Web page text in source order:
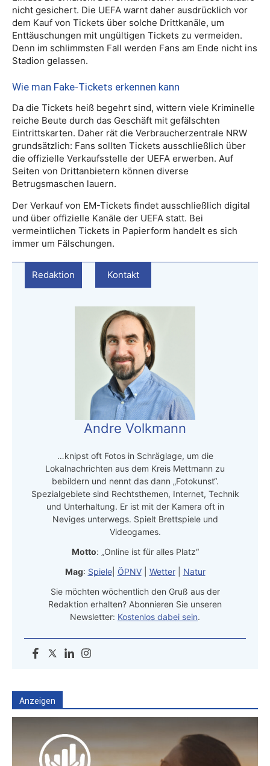
nicht gesichert. Die UEFA warnt daher ausdrücklich vor
dem Kauf von Tickets über solche Drittkanäle, um
Enttäuschungen mit ungültigen Tickets zu vermeiden.
Denn im schlimmsten Fall werden Fans am Ende nicht ins
Stadion gelassen.
Wie man Fake-Tickets erkennen kann
Da die Tickets heiß begehrt sind, wittern viele Kriminelle
reiche Beute durch das Geschäft mit gefälschten
Eintrittskarten. Daher rät die Verbraucherzentrale NRW
grundsätzlich: Fans sollten Tickets ausschließlich über
die offizielle Verkaufsstelle der UEFA erwerben. Auf
Seiten von Drittanbietern können diverse
Betrugsmaschen lauern.
Der Verkauf von EM-Tickets findet ausschließlich digital
und über offizielle Kanäle der UEFA statt. Bei
vermeintlichen Tickets in Papierform handelt es sich
immer um Fälschungen.
Redaktion Kontakt
Andre Volkmann
…knipst oft Fotos in Schräglage, um die
Lokalnachrichten aus dem Kreis Mettmann zu
bebildern und nennt das dann „Fotokunst“.
Spezialgebiete sind Rechtsthemen, Internet, Technik
und Unterhaltung. Er ist mit der Kamera oft in
Neviges unterwegs. Spielt Brettspiele und
Videogames.
Motto: „Online ist für alles Platz“
Mag: Spiele| ÖPNV| Wetter| Natur
Sie möchten wöchentlich den Gruß aus der
Redaktion erhalten? Abonnieren Sie unseren
Newsletter: Kostenlos dabei sein.
Anzeigen